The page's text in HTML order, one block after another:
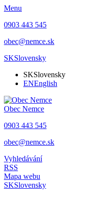
Menu
0903 443 545
obec@nemce.sk
SKSlovensky
SKSlovensky
ENEnglish
Obec Nemce
0903 443 545
obec@nemce.sk
Vyhledávání
RSS
Mapa webu
SKSlovensky